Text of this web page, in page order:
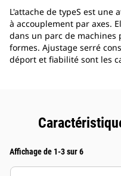
L'attache de typeS est une
à accouplement par axes.
dans un parc de
formes. Ajustage serré
déport et fiabilité sont les
Affichage de 1-3 sur 6